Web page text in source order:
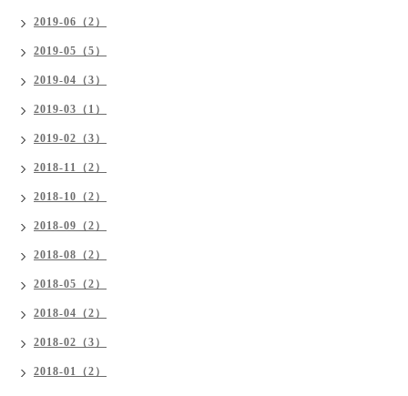
2019-06（2）
2019-05（5）
2019-04（3）
2019-03（1）
2019-02（3）
2018-11（2）
2018-10（2）
2018-09（2）
2018-08（2）
2018-05（2）
2018-04（2）
2018-02（3）
2018-01（2）